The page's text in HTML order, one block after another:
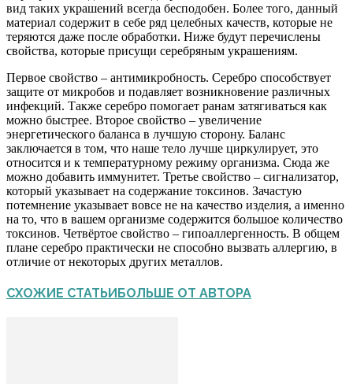
вид таких украшений всегда бесподобен. Более того, данный
материал содержит в себе ряд целебных качеств, которые не
теряются даже после обработки. Ниже будут перечислены
свойства, которые присущи серебряным украшениям.
Первое свойство – антимикробность. Серебро способствует
защите от микробов и подавляет возникновение различных
инфекций. Также серебро помогает ранам затягиваться как
можно быстрее. Второе свойство – увеличение
энергетического баланса в лучшую сторону. Баланс
заключается в том, что наше тело лучше циркулирует, это
относится и к температурному режиму организма. Сюда же
можно добавить иммунитет. Третье свойство – сигнализатор,
который указывает на содержание токсинов. Зачастую
потемнение указывает вовсе не на качество изделия, а именно
на то, что в вашем организме содержится большое количество
токсинов. Четвёртое свойство – гипоаллергенность. В общем
плане серебро практически не способно вызвать аллергию, в
отличие от некоторых других металлов.
СХОЖИЕ СТАТЬИБОЛЬШЕ ОТ АВТОРА